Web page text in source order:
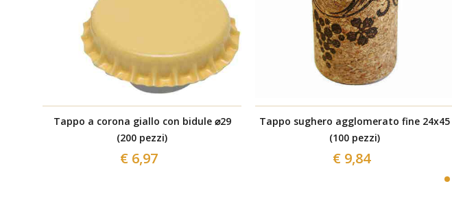
Tappo a corona giallo con bidule ⌀29
(200 pezzi)
€ 6,97
Tappo sughero agglomerato fine 24x45
(100 pezzi)
€ 9,84